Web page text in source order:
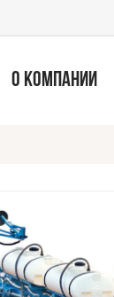
О КОМПАНИИ